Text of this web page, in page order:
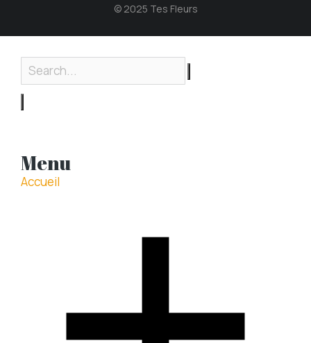
© 2025 Tes Fleurs
Menu
Accueil